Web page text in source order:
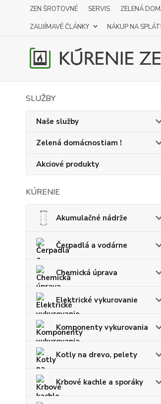
ZEN ŠROTOVNÉ SERVIS ZELENÁ
ZAUJÍMAVÉ ČLÁNKY
NÁKUP NA
SLUŽBY
Naše služby
Zelená domácnostiam !
Akciové produkty
KÚRENIE
Akumulačné nádrže
Čerpadlá a vodárne
Chemická úprava
Elektrické vykurovanie
Komponenty vykurovania
Kotly na drevo, pelety
Krbové kachle a sporáky